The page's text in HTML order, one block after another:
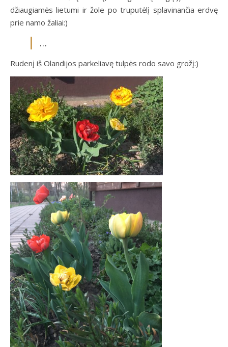
džiaugiamės lietumi ir žole po truputėlį splavinančia erdvę
prie namo žaliai:)
…
Rudenį iš Olandijos parkeliavę tulpės rodo savo grožį:)